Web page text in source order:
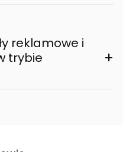
reklamowe i
trybie
+